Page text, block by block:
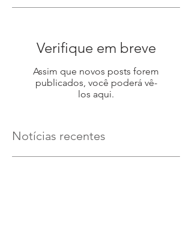
Verifique em breve
Assim que novos posts forem
publicados, você poderá vê-
los aqui.
Notícias recentes